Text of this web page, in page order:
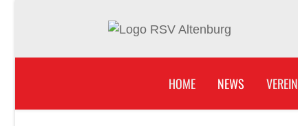
HOME NEWS VEREIN